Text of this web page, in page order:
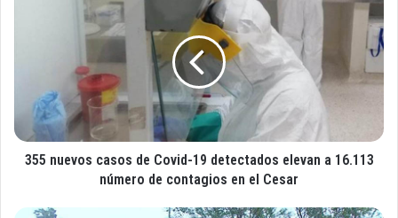
o
e
t
o
s
o
355 nuevos casos de Covid-19 detectados elevan a 16.113
número de contagios en el Cesar